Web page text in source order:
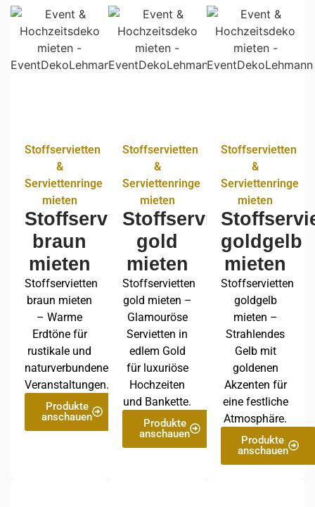
Stoffservietten
&
Serviettenringe
mieten
Stoffservietten
braun
mieten
Stoffservietten
braun mieten
– Warme
Erdtöne für
rustikale und
naturverbundene
Veranstaltungen.
Produkte
anschauen
Stoffservietten
&
Serviettenringe
mieten
Stoffservietten
gold
mieten
Stoffservietten
gold mieten –
Glamouröse
Servietten in
edlem Gold
für luxuriöse
Hochzeiten
und Bankette.
Produkte
anschauen
Stoffservietten
&
Serviettenringe
mieten
goldgelb
mieten
Stoffservietten
goldgelb
mieten –
Strahlendes
Gelb mit
goldenen
Akzenten für
eine festliche
Atmosphäre.
Produkte
anschauen